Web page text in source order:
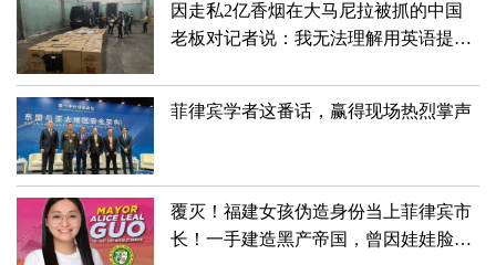
因走私2亿香烟在大马尼拉被抓的中国
老板对记者说：我无法理解用英语提出
菲律宾学者这番话，赢得现场热烈掌声
覆灭！福建女孩伪造身份当上菲律宾市
长！一手建造黑产帝国，曾因娃娃脸深